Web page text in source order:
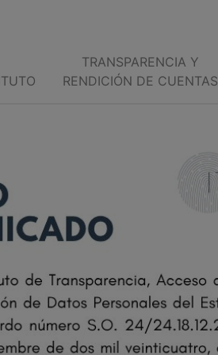
TRANSPARENCIA Y
RENDICIÓN DE CUENTAS